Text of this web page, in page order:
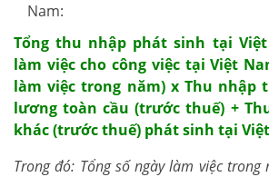
Nam:
Tổng thu nhập phát sinh tại Việt
làm việc cho công việc tại Việt
làm việc trong năm) x Thu nhập
lương toàn cầu (trước thuế) +
khác (trước thuế) phát sinh tại
Trong đó: Tổng số ngày làm việc